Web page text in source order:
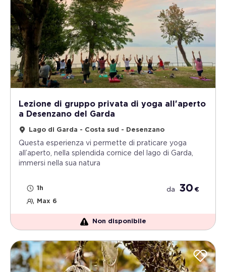
Lezione di gruppo privata di yoga all'aperto
a Desenzano del Garda
Lago di Garda - Costa sud - Desenzano
Questa esperienza vi permette di praticare yoga
all’aperto, nella splendida cornice del lago di Garda,
immersi nella sua natura
1h
Max 6
da 30 €
Non disponibile